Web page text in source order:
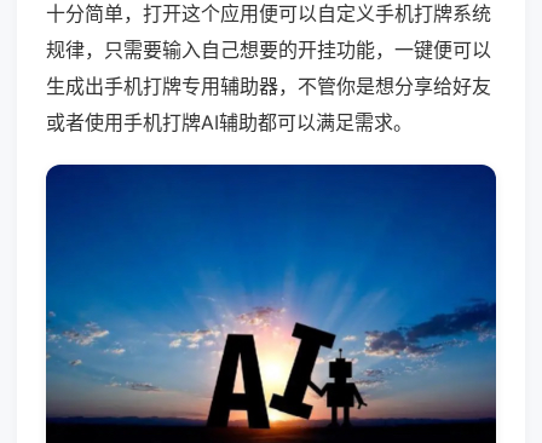
十分简单，打开这个应用便可以自定义手机打牌系统
规律，只需要输入自己想要的开挂功能，一键便可以
生成出手机打牌专用辅助器，不管你是想分享给好友
或者使用手机打牌AI辅助都可以满足需求。